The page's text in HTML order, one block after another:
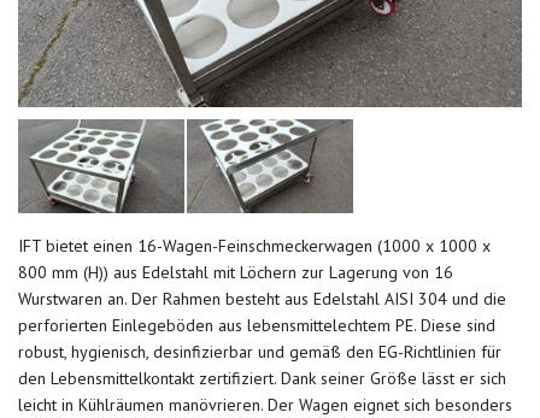
IFT bietet einen 16-Wagen-Feinschmeckerwagen (1000 x 1000 x
800 mm (H)) aus Edelstahl mit Löchern zur Lagerung von 16
Wurstwaren an. Der Rahmen besteht aus Edelstahl AISI 304 und die
perforierten Einlegeböden aus lebensmittelechtem PE. Diese sind
robust, hygienisch, desinfizierbar und gemäß den EG-Richtlinien für
den Lebensmittelkontakt zertifiziert. Dank seiner Größe lässt er sich
leicht in Kühlräumen manövrieren. Der Wagen eignet sich besonders